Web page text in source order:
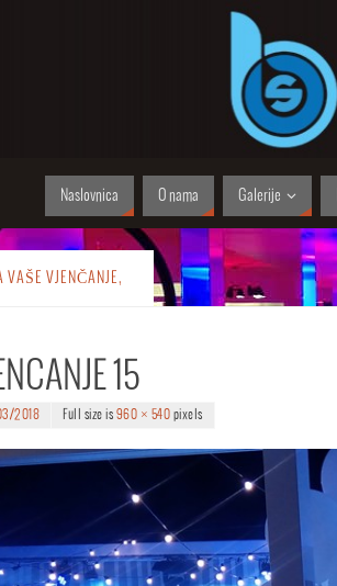
Naslovnica O nama Galerije
VAŠE VJENČANJE,
15
2018 Full size is 960 × 540 pixels